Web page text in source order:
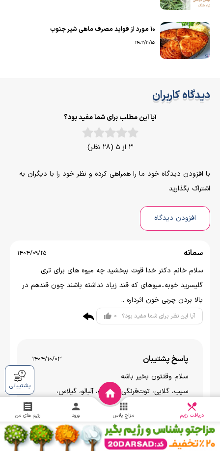
۱۰ مورد از فواید مصرف ماهی شیر جنوب
1402/11/15
دیدگاه کاربران
آیا این مطلب برای شما مفید بود؟
3 از 5 (28 نظر)
با افزودن دیدگاه خود ما را همراهی کرده و نظر خود را با دیگران به
اشتراک بگذارید
افزودن دیدگاه
سمانه 1404/09/25
سلام خانم دکتر خدا قوت ببخشید چه میوه های برای تری
گلیسرید خوبه..میوهای که قند زیاد نداشته باشند چون قندهم در
بالا بردن چربی خون اثرداره ..
آیا این نظر برای شما مفید بود؟ 0
پاسخ پشتیبان 1404/10/03
سلام وقتتون بخير باشه
سیب، گلابی، توت‌فرنگی، تمشک، آلبالو، گیلاس،
گریپ‌فروت
(موز، انگور، انبه را محدود کنید)
پشتیبانی
دریافت رژیم مزاج پلاس ورود رژیم های من